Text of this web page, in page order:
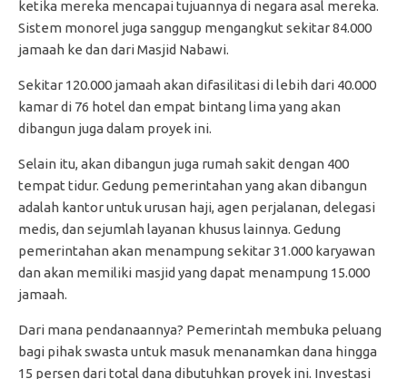
ketika mereka mencapai tujuannya di negara asal mereka.
Sistem monorel juga sanggup mengangkut sekitar 84.000
jamaah ke dan dari Masjid Nabawi.
Sekitar 120.000 jamaah akan difasilitasi di lebih dari 40.000
kamar di 76 hotel dan empat bintang lima yang akan
dibangun juga dalam proyek ini.
Selain itu, akan dibangun juga rumah sakit dengan 400
tempat tidur. Gedung pemerintahan yang akan dibangun
adalah kantor untuk urusan haji, agen perjalanan, delegasi
medis, dan sejumlah layanan khusus lainnya. Gedung
pemerintahan akan menampung sekitar 31.000 karyawan
dan akan memiliki masjid yang dapat menampung 15.000
jamaah.
Dari mana pendanaannya? Pemerintah membuka peluang
bagi pihak swasta untuk masuk menanamkan dana hingga
15 persen dari total dana dibutuhkan proyek ini. Investasi